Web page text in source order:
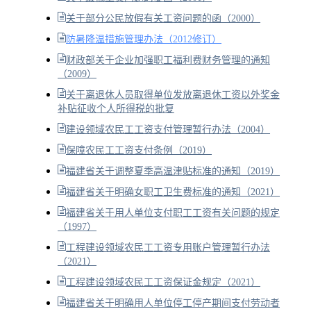
关于部分公民放假有关工资问题的函（2000）
防暑降温措施管理办法（2012修订）
财政部关于企业加强职工福利费财务管理的通知
（2009）
关于离退休人员取得单位发放离退休工资以外奖金
补贴征收个人所得税的批复
建设领域农民工工资支付管理暂行办法（2004）
保障农民工工资支付条例（2019）
福建省关于调整夏季高温津贴标准的通知（2019）
福建省关于明确女职工卫生费标准的通知（2021）
福建省关于用人单位支付职工工资有关问题的规定
（1997）
工程建设领域农民工工资专用账户管理暂行办法
（2021）
工程建设领域农民工工资保证金规定（2021）
福建省关于明确用人单位停工停产期间支付劳动者